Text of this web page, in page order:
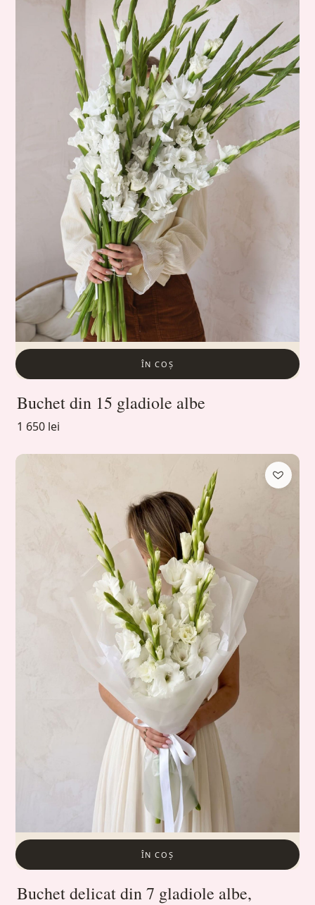
ÎN COȘ
Buchet din 15 gladiole albe
1 650 lei
ÎN COȘ
Buchet delicat din 7 gladiole albe,